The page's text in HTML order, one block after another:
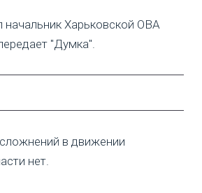
Харьковской ОВА
"Думка".
в движении
нет.